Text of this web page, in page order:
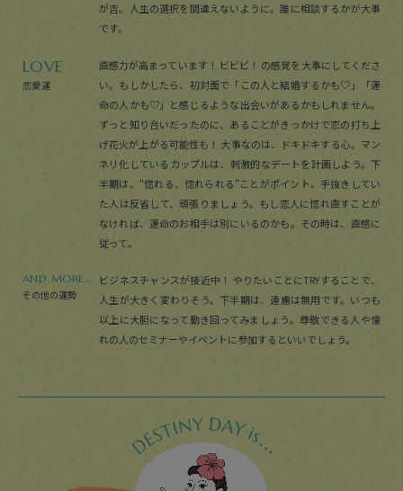
が吉。人生の選択を間違えないように。誰に相談するかが大事
です。
LOVE
恋愛運
直感力が高まっています！ ビビビ！ の感覚を大事にしてくださ
い。もしかしたら、初対面で「この人と結婚するかも♡」「運
命の人かも♡」と感じるような出会いがあるかもしれません。
ずっと知り合いだったのに、あることがきっかけで恋の打ち上
げ花火が上がる可能性も！ 大事なのは、ドキドキする心。マン
ネリ化しているカップルは、刺激的なデートを計画しよう。下
半期は、“惚れる、惚れられる”ことがポイント。手抜きしてい
た人は反省して、頑張りましょう。もし恋人に惚れ直すことが
なければ、運命のお相手は別にいるのかも。その時は、直感に
従って。
AND MORE...
その他の運勢
ビジネスチャンスが接近中！ やりたいことにTRYすることで、
人生が大きく変わりそう。下半期は、遠慮は無用です。いつも
以上に大胆になって動き回ってみましょう。尊敬できる人や憧
れの人のセミナーやイベントに参加するといいでしょう。